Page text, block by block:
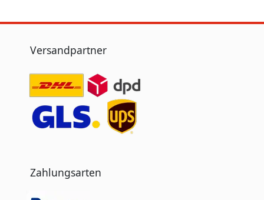
Versandpartner
Zahlungsarten